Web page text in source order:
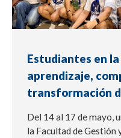
Estudiantes en
aprendizaje,
transformación
Del 14 al 17 de mayo,
la Facultad de